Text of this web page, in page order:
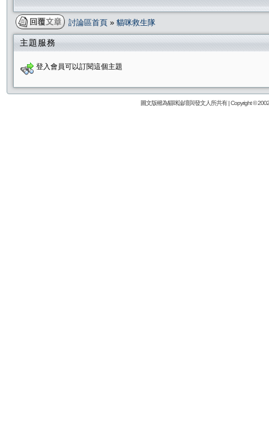
討論區首頁 » 貓咪救生隊
主題服務
登入會員可以訂閱這個主題
圖文版權為貓咪論壇與發文人所共有 | Copyright ©